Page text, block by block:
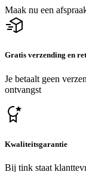
Maak nu een
Gratis verzending en
Je betaalt geen
ontvangst
Kwaliteitsgarantie
Bij tink staat